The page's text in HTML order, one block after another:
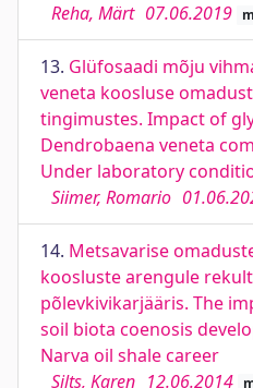
Reha, Märt 07.06.2019
13. Glüfosaadi mõju
veneta koosluse
tingimustes. Impact of
Dendrobaena veneta
Under laboratory
Siimer, Romario
14. Metsavarise
koosluste arengule
põlevkivikarjääris. The
soil biota coenosis
Narva oil shale career
Silts, Karen 12.06.2014